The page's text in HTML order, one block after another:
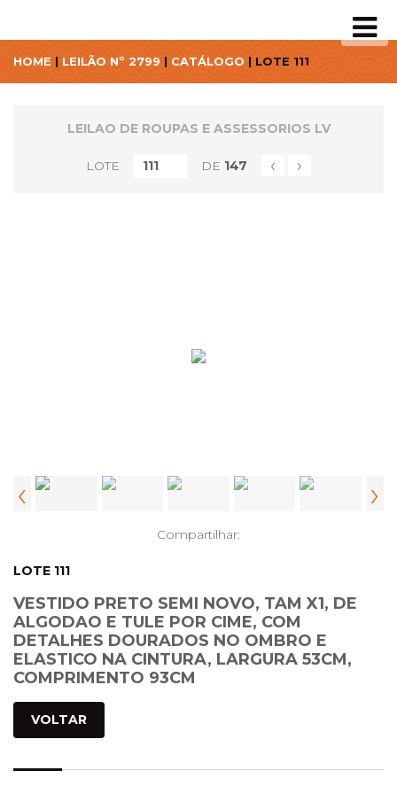
HOME | LEILÃO Nº 2799 | CATÁLOGO | LOTE 111
LEILAO DE ROUPAS E ASSESSORIOS LV
LOTE DE 147 ‹ ›
‹ ›
Compartilhar:
LOTE 111
VESTIDO PRETO SEMI NOVO, TAM X1, DE
ALGODAO E TULE POR CIME, COM
DETALHES DOURADOS NO OMBRO E
ELASTICO NA CINTURA, LARGURA 53CM,
COMPRIMENTO 93CM
VOLTAR